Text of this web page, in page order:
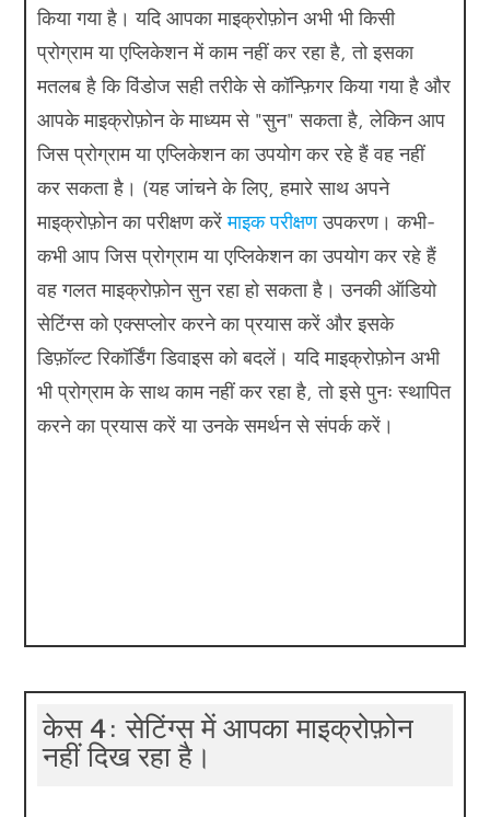
किया गया है। यदि आपका माइक्रोफ़ोन अभी भी किसी
प्रोग्राम या एप्लिकेशन में काम नहीं कर रहा है, तो इसका
मतलब है कि विंडोज सही तरीके से कॉन्फ़िगर किया गया है और
आपके माइक्रोफ़ोन के माध्यम से "सुन" सकता है, लेकिन आप
जिस प्रोग्राम या एप्लिकेशन का उपयोग कर रहे हैं वह नहीं
कर सकता है। (यह जांचने के लिए, हमारे साथ अपने
माइक्रोफ़ोन का परीक्षण करेंमाइक परीक्षणउपकरण। कभी-
कभी आप जिस प्रोग्राम या एप्लिकेशन का उपयोग कर रहे हैं
वह गलत माइक्रोफ़ोन सुन रहा हो सकता है। उनकी ऑडियो
सेटिंग्स को एक्सप्लोर करने का प्रयास करें और इसके
डिफ़ॉल्ट रिकॉर्डिंग डिवाइस को बदलें। यदि माइक्रोफ़ोन अभी
भी प्रोग्राम के साथ काम नहीं कर रहा है, तो इसे पुनः स्थापित
करने का प्रयास करें या उनके समर्थन से संपर्क करें।
केस 4: सेटिंग्स में आपका माइक्रोफ़ोन
नहीं दिख रहा है।